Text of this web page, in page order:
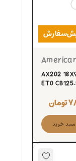
AX202
ET0
تومان
سبد خرید